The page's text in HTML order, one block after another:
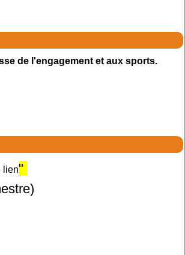
de l'engagement et aux sports.
lien"